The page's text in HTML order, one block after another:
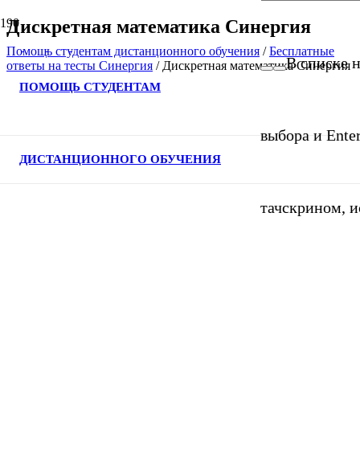
ПОМОЩЬ СТУДЕНТАМ
ДИСТАНЦИОННОГО ОБУЧЕНИЯ
В списке
выбора и
тачскрином,
Дискретная математика Синергия
Помощь студентам дистанционного обучения /Бесплатные
ответы на тесты Синергия / Дискретная математика Синергия